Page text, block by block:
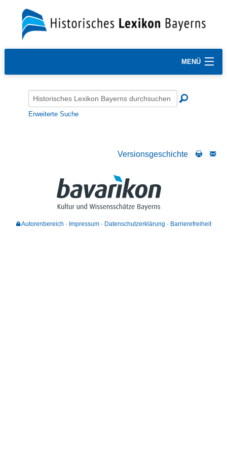
MENÜ
Erweiterte Suche
Versionsgeschichte
Autorenbereich Impressum Datenschutzerklärung Barrierefreiheit